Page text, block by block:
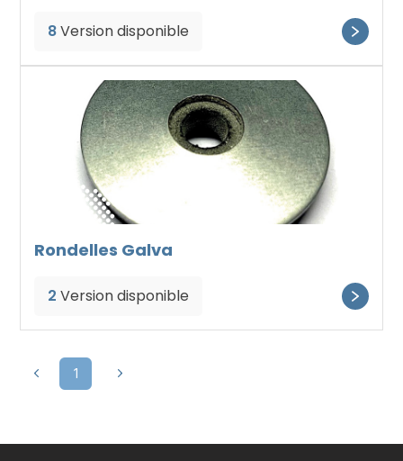
8Version disponible
Rondelles Galva
2 Version disponible
1